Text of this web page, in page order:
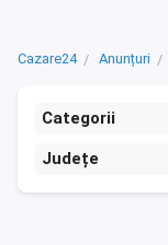
Cazare24 Anunțuri
Categorii
Județe